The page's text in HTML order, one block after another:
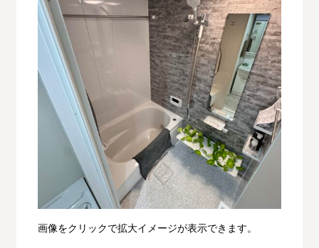
画像をクリックで拡大イメージが表示できます。